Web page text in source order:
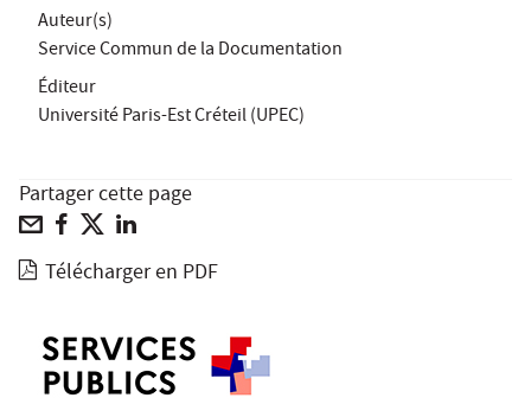
Auteur(s)
Service Commun de la Documentation
Éditeur
Université Paris-Est Créteil (UPEC)
Partager cette page
Télécharger en PDF